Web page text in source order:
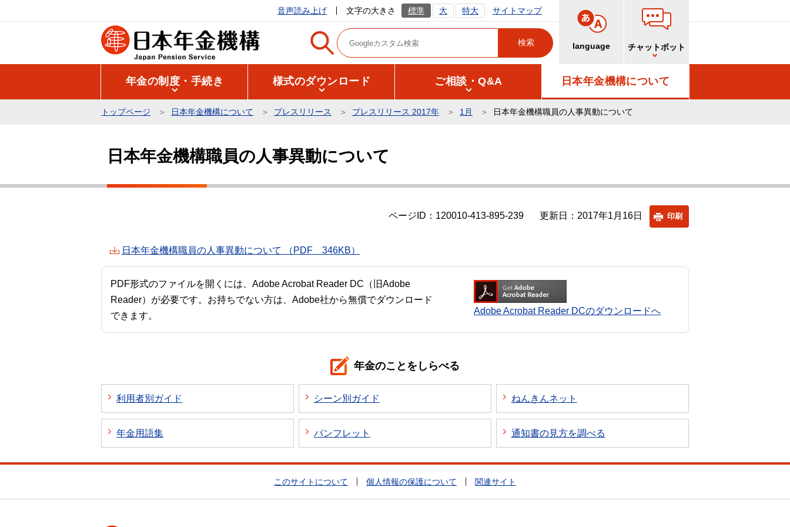
の
音声読み上げ 文字の大きさ 標準 大 特大 サイトマップ
language チャットボット
年金の制度・手続き 様式のダウンロード ご相談・Q&A 日本年金機構について
トップページ 日本年金機構について プレスリリース プレスリリース 2017年 1月 日本年金機構職員の人事異動について
日本年金機構職員の人事異動について
ページID：120010-413-895-239 更新日：2017年1月16日 印刷
日本年金機構職員の人事異動について （PDF 346KB）
PDF形式のファイルを開くには、Adobe Acrobat Reader DC（旧Adobe
Reader）が必要です。お持ちでない方は、Adobe社から無償でダウンロード
できます。
Adobe Acrobat Reader DCのダウンロードへ
年金のことをしらべる
利用者別ガイド シーン別ガイド ねんきんネット
年金用語集 パンフレット 通知書の見方を調べる
このサイトについて 個人情報の保護について 関連サイト